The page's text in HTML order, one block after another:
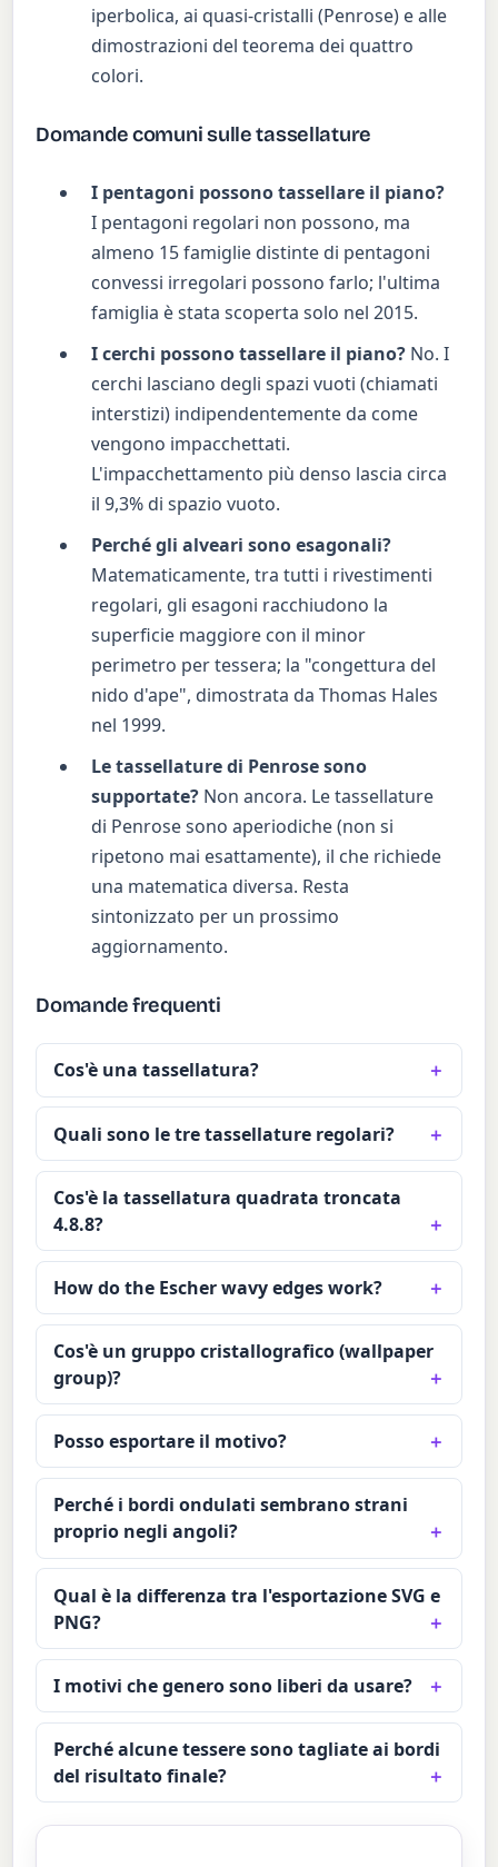
iperbolica, ai quasi-cristalli (Penrose) e alle
dimostrazioni del teorema dei quattro
colori.
Domande comuni sulle tassellature
I pentagoni possono tassellare il piano?
I pentagoni regolari non possono, ma
almeno 15 famiglie distinte di pentagoni
convessi irregolari possono farlo; l'ultima
famiglia è stata scoperta solo nel 2015.
I cerchi possono tassellare il piano? No. I
cerchi lasciano degli spazi vuoti (chiamati
interstizi) indipendentemente da come
vengono impacchettati.
L'impacchettamento più denso lascia circa
il 9,3% di spazio vuoto.
Perché gli alveari sono esagonali?
Matematicamente, tra tutti i rivestimenti
regolari, gli esagoni racchiudono la
superficie maggiore con il minor
perimetro per tessera; la "congettura del
nido d'ape", dimostrata da Thomas Hales
nel 1999.
Le tassellature di Penrose sono
supportate? Non ancora. Le tassellature
di Penrose sono aperiodiche (non si
ripetono mai esattamente), il che richiede
una matematica diversa. Resta
sintonizzato per un prossimo
aggiornamento.
Domande frequenti
Cos'è una tassellatura?
Quali sono le tre tassellature regolari?
Cos'è la tassellatura quadrata troncata
4.8.8?
How do the Escher wavy edges work?
Cos'è un gruppo cristallografico (wallpaper
group)?
Posso esportare il motivo?
Perché i bordi ondulati sembrano strani
proprio negli angoli?
Qual è la differenza tra l'esportazione SVG e
PNG?
I motivi che genero sono liberi da usare?
Perché alcune tessere sono tagliate ai bordi
del risultato finale?